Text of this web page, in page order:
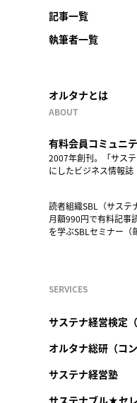
記事一覧
執筆者一覧
オルタナとは
ABOUT
有料会員コミュニテ
2007年創刊。「サス
にしたビジネス情報誌
読者組織SBL（サステ
月額990円で有料記事
を学ぶSBLセミナー（
SERVICES
サステナ経営検定（
オルタナ総研（コ
サステナ経営塾
サステナブル★セ